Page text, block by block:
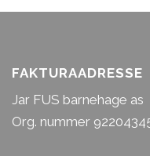
FAKTURAADRESSE
Jar FUS barnehage as
Org. nummer